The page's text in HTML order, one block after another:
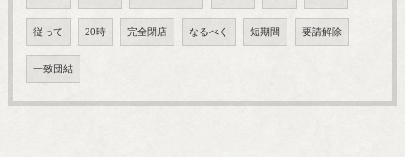
従って 20時 完全閉店 なるべく 短期間 要請解除
一致団結